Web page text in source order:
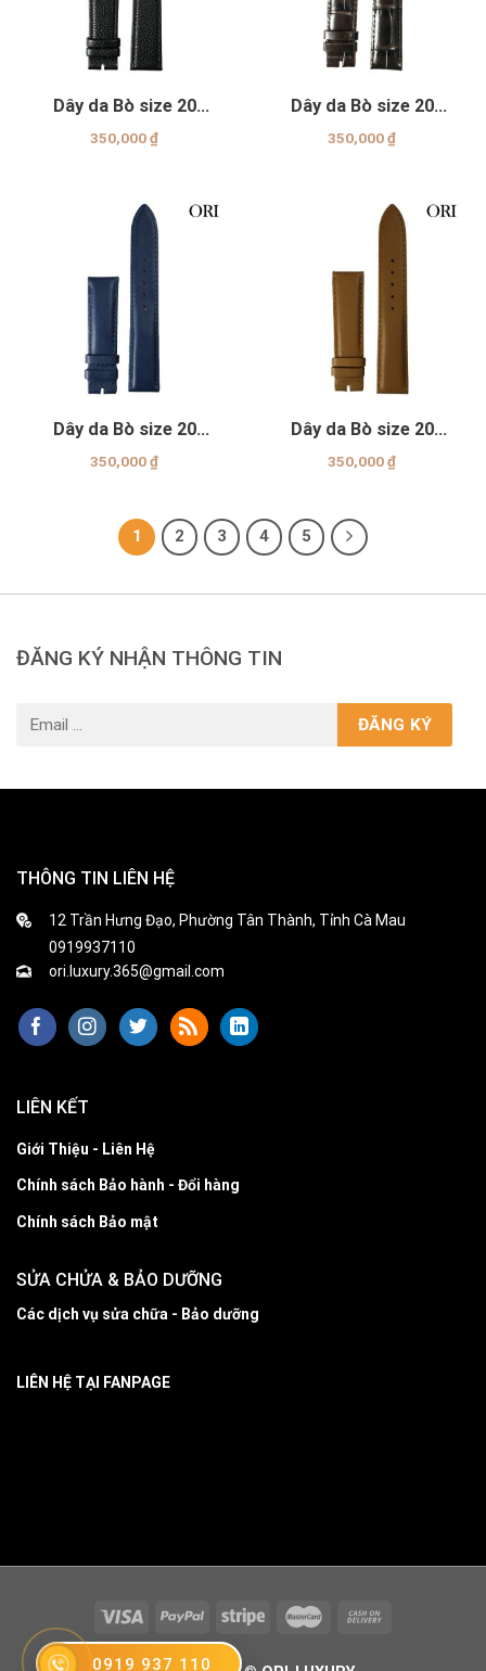
Dây da Bò size 20
Genuine
350,000₫
Dây da Bò size 20
Genuine
350,000₫
Dây da Bò size 20
Genuine
350,000₫
Dây da Bò size 20
Genuine
350,000₫
1 2 3 4 5
ĐĂNG KÝ NHẬN THÔNG TIN
THÔNG TIN LIÊN HỆ
12 Trần Hưng Đạo, Phường Tân Thành, Tỉnh Cà Mau
0919937110
ori.luxury.365@gmail.com
LIÊN KẾT
Giới Thiệu - Liên Hệ
Chính sách Bảo hành - Đổi hàng
Chính sách Bảo mật
SỬA CHỬA & BẢO DƯỠNG
Các dịch vụ sửa chữa - Bảo dưỡng
LIÊN HỆ TẠI FANPAGE
0919 937 110